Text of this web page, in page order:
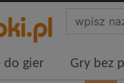
do gier Gry bez